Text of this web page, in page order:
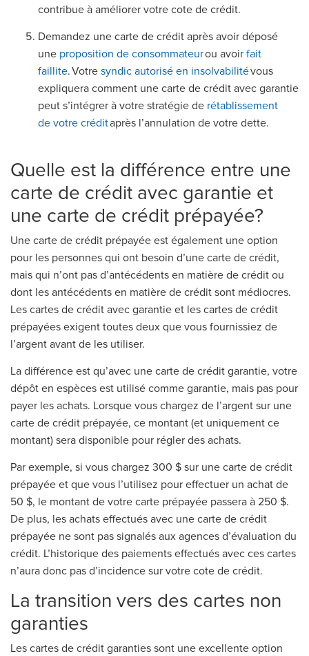
contribue à améliorer votre cote de crédit.
Demandez une carte de crédit après avoir déposé
une proposition de consommateurou avoir fait
faillite. Votre syndic autorisé en insolvabilitévous
expliquera comment une carte de crédit avec garantie
peut s’intégrer à votre stratégie de rétablissement
de votre créditaprès l’annulation de votre dette.
Quelle est la différence entre une
carte de crédit avec garantie et
une carte de crédit prépayée?
Une carte de crédit prépayée est également une option
pour les personnes qui ont besoin d’une carte de crédit,
mais qui n’ont pas d’antécédents en matière de crédit ou
dont les antécédents en matière de crédit sont médiocres.
Les cartes de crédit avec garantie et les cartes de crédit
prépayées exigent toutes deux que vous fournissiez de
l’argent avant de les utiliser.
La différence est qu’avec une carte de crédit garantie, votre
dépôt en espèces est utilisé comme garantie, mais pas pour
payer les achats. Lorsque vous chargez de l’argent sur une
carte de crédit prépayée, ce montant (et uniquement ce
montant) sera disponible pour régler des achats.
Par exemple, si vous chargez 300 $ sur une carte de crédit
prépayée et que vous l’utilisez pour effectuer un achat de
50 $, le montant de votre carte prépayée passera à 250 $.
De plus, les achats effectués avec une carte de crédit
prépayée ne sont pas signalés aux agences d’évaluation du
crédit. L’historique des paiements effectués avec ces cartes
n’aura donc pas d’incidence sur votre cote de crédit.
La transition vers des cartes non
garanties
Les cartes de crédit garanties sont une excellente option